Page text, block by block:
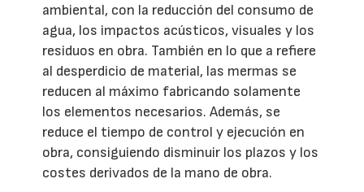
ambiental, con la reducción del consumo de
agua, los impactos acústicos, visuales y los
residuos en obra. También en lo que a refiere
al desperdicio de material, las mermas se
reducen al máximo fabricando solamente
los elementos necesarios. Además, se
reduce el tiempo de control y ejecución en
obra, consiguiendo disminuir los plazos y los
costes derivados de la mano de obra.